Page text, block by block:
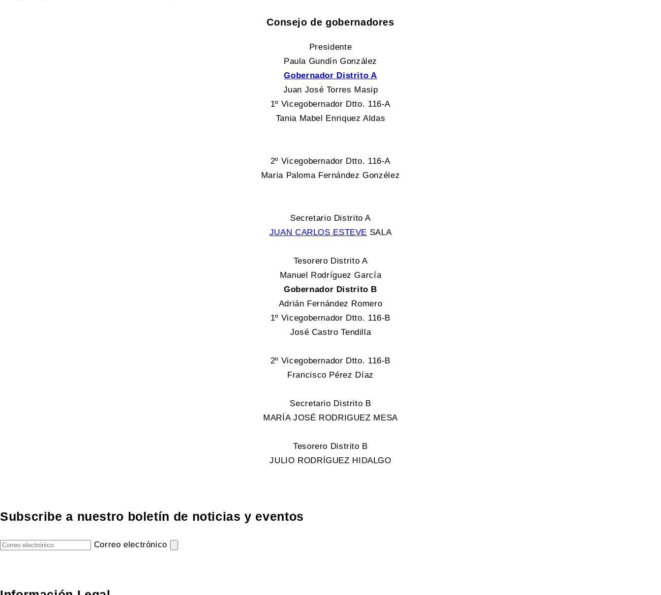
Consejo de gobernadores
Presidente
Paula Gundín González
Gobernador Distrito A
Juan José Torres Masip
1º Vicegobernador Dtto. 116-A
Tania Mabel Enriquez Aldas
2º Vicegobernador Dtto. 116-A
Maria Paloma Fernández Gonzélez
Secretario Distrito A
JUAN CARLOS ESTEVE SALA
Tesorero Distrito A
Manuel Rodríguez García
Gobernador Distrito B
Adrián Fernández Romero
1º Vicegobernador Dtto. 116-B
José Castro Tendilla
2º Vicegobernador Dtto. 116-B
Francisco Pérez Díaz
Secretario Distrito B
MARÍA JOSÉ RODRIGUEZ MESA
Tesorero Distrito B
JULIO RODRÍGUEZ HIDALGO
Subscribe a nuestro boletín de noticias y eventos
Correo electrónico